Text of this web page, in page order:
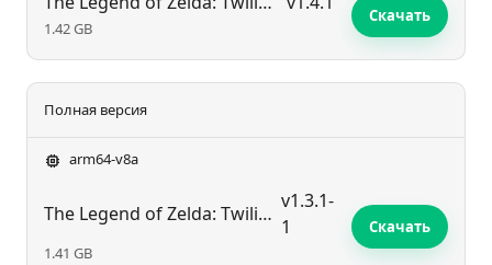
1.42 GB
Скачать
Полная версия
arm64-v8a
​The Legend of Zelda: Twilight Princess (Dusklight)
v1.3.1-
1
1.41 GB
Скачать